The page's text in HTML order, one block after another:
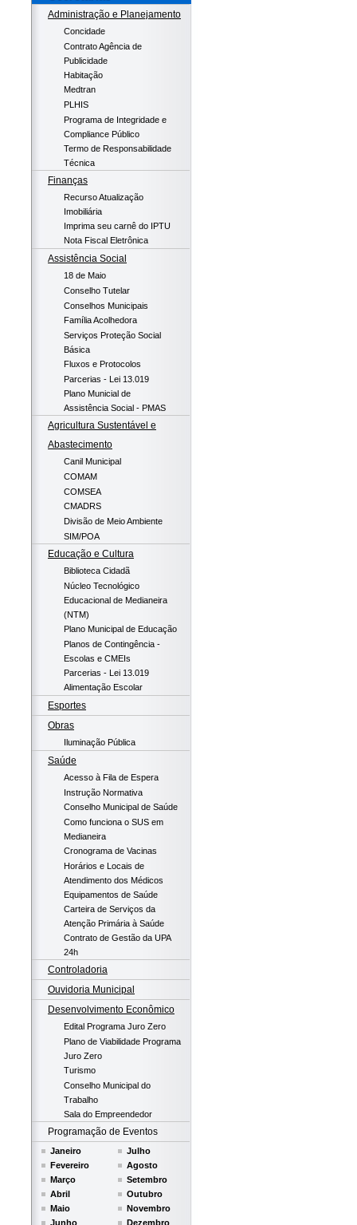
Administração e Planejamento
Concidade
Contrato Agência de
Publicidade
Habitação
Medtran
PLHIS
Programa de Integridade e
Compliance Público
Termo de Responsabilidade
Técnica
Finanças
Recurso Atualização
Imobiliária
Imprima seu carnê do IPTU
Nota Fiscal Eletrônica
Assistência Social
18 de Maio
Conselho Tutelar
Conselhos Municipais
Família Acolhedora
Serviços Proteção Social
Básica
Fluxos e Protocolos
Parcerias - Lei 13.019
Plano Municial de
Assistência Social - PMAS
Agricultura Sustentável e
Abastecimento
Canil Municipal
COMAM
COMSEA
CMADRS
Divisão de Meio Ambiente
SIM/POA
Educação e Cultura
Biblioteca Cidadã
Núcleo Tecnológico
Educacional de Medianeira
(NTM)
Plano Municipal de Educação
Planos de Contingência -
Escolas e CMEIs
Parcerias - Lei 13.019
Alimentação Escolar
Esportes
Obras
Iluminação Pública
Saúde
Acesso à Fila de Espera
Instrução Normativa
Conselho Municipal de Saúde
Como funciona o SUS em
Medianeira
Cronograma de Vacinas
Horários e Locais de
Atendimento dos Médicos
Equipamentos de Saúde
Carteira de Serviços da
Atenção Primária à Saúde
Contrato de Gestão da UPA
24h
Controladoria
Ouvidoria Municipal
Desenvolvimento Econômico
Edital Programa Juro Zero
Plano de Viabilidade Programa
Juro Zero
Turismo
Conselho Municipal do
Trabalho
Sala do Empreendedor
Programação de Eventos
Janeiro
Fevereiro
Março
Abril
Maio
Junho
Julho
Agosto
Setembro
Outubro
Novembro
Dezembro